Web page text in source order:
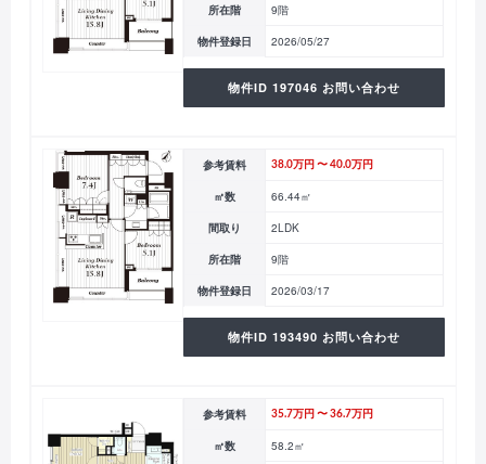
所在階 9階
物件登録日 2026/05/27
物件ID 197046 お問い合わせ
参考賃料 38.0万円 〜 40.0万円
㎡数 66.44㎡
間取り 2LDK
所在階 9階
物件登録日 2026/03/17
物件ID 193490 お問い合わせ
参考賃料 35.7万円 〜 36.7万円
㎡数 58.2㎡